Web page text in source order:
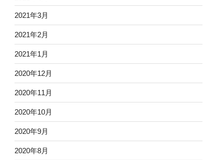
2021年3月
2021年2月
2021年1月
2020年12月
2020年11月
2020年10月
2020年9月
2020年8月